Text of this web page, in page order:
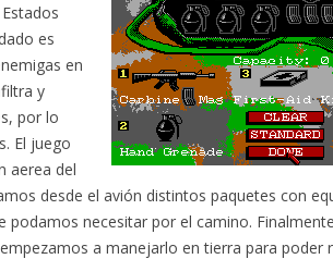
es
en
y
por lo
El juego
aerea del
desde el avión distintos paquetes con
podamos necesitar por el camino.
a manejarlo en tierra para poder